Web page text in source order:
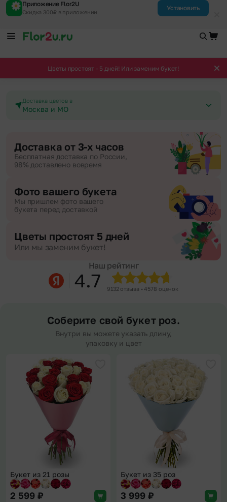
Приложение Flor2U
Скидка 300₽ в приложении
Установить
Цветы простоят - 5 дней! Или заменим букет!
Доставка цветов в
Москва и МО
Доставка от 3-х часов
Бесплатная доставка по России,
98% доставлено вовремя
Фото вашего букета
Мы пришлем фото вашего
букета перед доставкой
Цветы простоят 5 дней
Или мы заменим букет!
Наш рейтинг
4.7 9132 отзыва • 4578 оценок
Соберите свой букет роз.
Внутри вы можете указать длину,
упаковку и цвет
Добавить в избранное
Букет из 21 розы
2 599 ₽
Букет из 35 роз
3 999 ₽